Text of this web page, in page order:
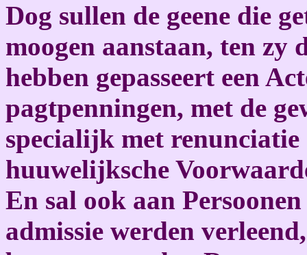
Dog sullen de geene die
moogen aanstaan, ten zy
hebben gepasseert een
pagtpenningen, met de
specialijk met renunciatie
huuwelijksche
En sal ook aan
admissie werden